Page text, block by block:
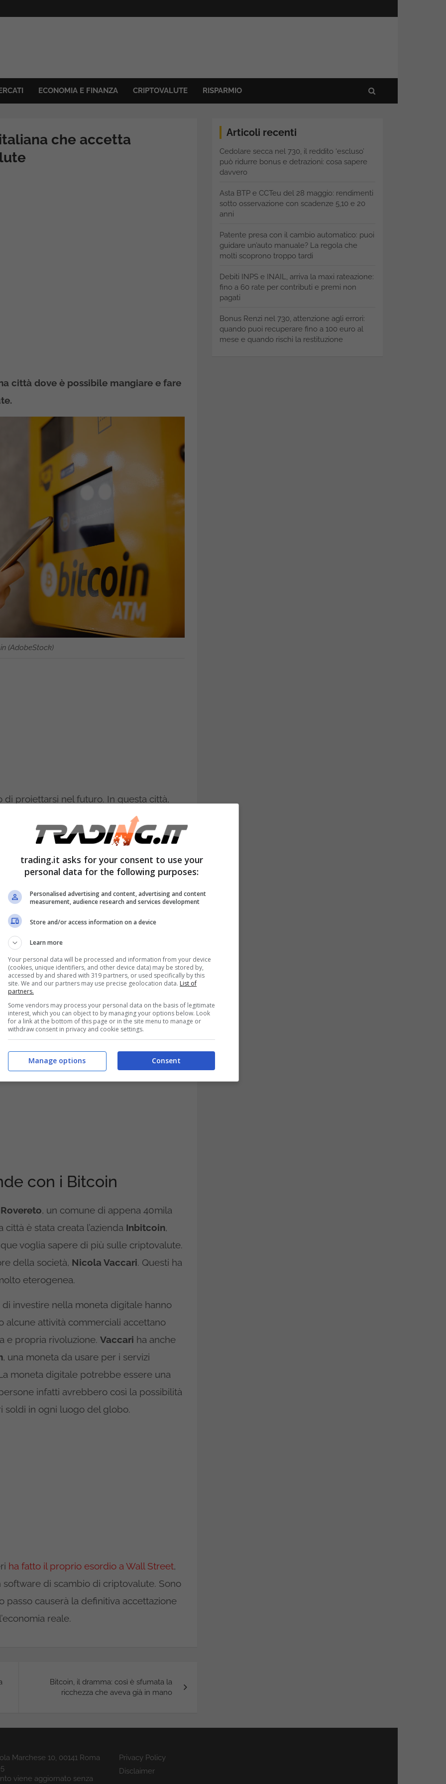
ECONOMIA E FINANZA CRIPTOVALUTE RISPARMIO
che accetta
città dove è possibile mangiare e fare
(AdobeStock)
di proiettarsi nel futuro. In questa città,
Bitcoin
che in cambio di beni e
a qualcun altro un colpo di genio.
crescita esponenziale. È passato da
incremento improvviso che si è
di anni ha reso ricchi tantissime
sbalzi avuti dalla criptovaluta hanno
per una donna: a rischio 8 milioni di
con i Bitcoin
Rovereto, un comune di appena 40mila
è stata creata l’azienda Inbitcoin,
voglia sapere di più sulle criptovalute.
della società, Nicola Vaccari. Questi ha
eterogenea.
investire nella moneta digitale hanno
alcune attività commerciali accettano
e propria rivoluzione. Vaccari ha anche
, una moneta da usare per i servizi
moneta digitale potrebbe essere una
infatti avrebbero così la possibilità
soldi in ogni luogo del globo.
ha fatto il proprio esordio a Wall Street,
software di scambio di criptovalute. Sono
causerà la definitiva accettazione
reale.
Bitcoin, il dramma: così è sfumata la
ricchezza che aveva già in mano
Articoli recenti
Cedolare secca nel 730, il reddito ‘escluso’
può ridurre bonus e detrazioni: cosa sapere
davvero
Asta BTP e CCTeu del 28 maggio: rendimenti
sotto osservazione con scadenze 5,10 e 20
anni
Patente presa con il cambio automatico: puoi
guidare un’auto manuale? La regola che
molti scoprono troppo tardi
Debiti INPS e INAIL, arriva la maxi rateazione:
fino a 60 rate per contributi e premi non
pagati
Bonus Renzi nel 730, attenzione agli errori:
quando puoi recuperare fino a 100 euro al
mese e quando rischi la restituzione
Marchese 10, 00141 Roma
viene aggiornato senza
Privacy Policy
Disclaimer
trading.it asks for your consent to use your
personal data for the following purposes:
Personalised advertising and content, advertising and content
measurement, audience research and services development
Store and/or access information on a device
Learn more
Your personal data will be processed and information from your device
(cookies, unique identifiers, and other device data) may be stored by,
accessed by and shared with 319 partners, or used specifically by this
site. We and our partners may use precise geolocation data. List of
partners.
Some vendors may process your personal data on the basis of legitimate
interest, which you can object to by managing your options below. Look
for a link at the bottom of this page or in the site menu to manage or
withdraw consent in privacy and cookie settings.
Consent
Manage options